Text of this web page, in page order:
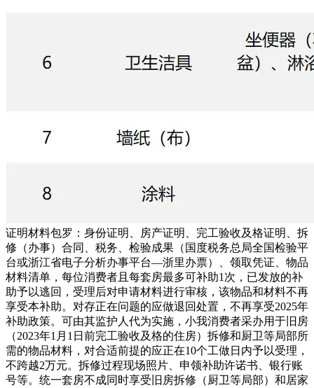
证明材料包罗：身份证明、房产证明、完工验收及格证明、拆
修（办事）合同、税务、检验成果（国度税务总局全国检验平
台或浙江省电子分析办事平台—浙里办票）、领取凭证、物品
材料清单，每位消费者且每套房最多可补助1次，已发放的补
助予以逃回，受理后对申请材料进行审核，该物品和材料不再
享受本补助。对存正在问题的应做退回处置，不再享受2025年
补助政策。可由其监护人代为实施，小我消费者采办用于旧房
（2023年1月1日前完工验收及格的住房）拆修和厨卫等局部所
需的物品材料，对合适前提的应正在10个工做日内予以受理，
不跨越2万元。拆修过程现场照片、申领补助许诺书、银行账
号等。统一套房不成同时享受旧房拆修（厨卫等局部）和居家